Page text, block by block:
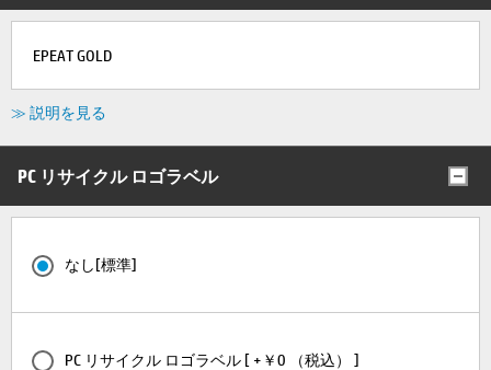
EPEAT GOLD
≫ 説明を見る
PC リサイクル ロゴラベル
なし[標準]
PC リサイクル ロゴラベル [ +￥0 （税込） ]